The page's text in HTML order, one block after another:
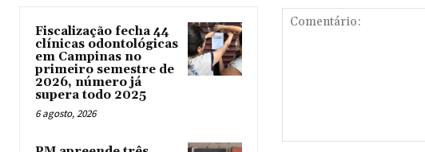
Fiscalização fecha 44
clínicas odontológicas
em Campinas no
primeiro semestre de
2026, número já
supera todo 2025
6 agosto, 2026